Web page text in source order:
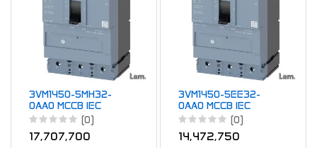
3VM1450-5MH32-
0AA0 MCCB IEC
FS630 500A 3P
55KA TM AM
(0)
17,707,700
3VM1450-5EE32-
0AA0 MCCB IEC
FS630 500A 3P
55KA TM ATFM
(0)
14,472,750